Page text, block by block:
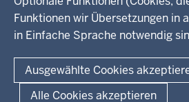
Funktionen wir Übersetzungen in
in Einfache Sprache notwendig
Ausgewählte Cookies
Alle Cookies akzeptieren
Gleichstellung
RSS-Feeds
Broschürenservice
Bibliothek
Newsletter
Geschützter Kontakt
Landesportal NRW
#WTFuture
Fußzeile
Seitenübersicht Kontakt